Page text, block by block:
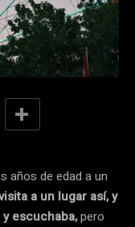
años de edad a un
a un lugar así, y
escuchaba,pero